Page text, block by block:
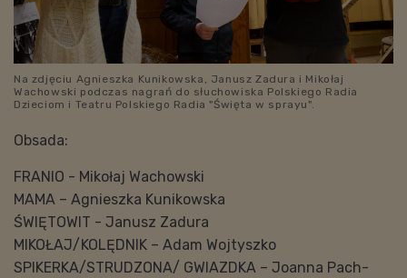
Na zdjęciu Agnieszka Kunikowska, Janusz Zadura i Mikołaj
Wachowski podczas nagrań do słuchowiska Polskiego Radia
Dzieciom i Teatru Polskiego Radia "Święta w sprayu".
Obsada:
FRANIO - Mikołaj Wachowski
MAMA – Agnieszka Kunikowska
ŚWIĘTOWIT - Janusz Zadura
MIKOŁAJ/KOLĘDNIK – Adam Wojtyszko
SPIKERKA/STRUDZONA/ GWIAZDKA – Joanna Pach-